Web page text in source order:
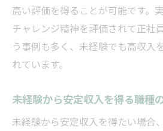
高い評価を得ることが可能です。
チャレンジ精神を評価されて正社
う事例も多く、未経験でも高収入
れています。
未経験から安定収入を得る職種
未経験から安定収入を得たい場合